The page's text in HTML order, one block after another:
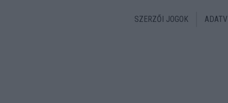
SZERZŐI JOGOK